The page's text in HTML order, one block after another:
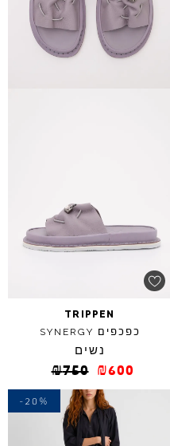
TRIPPEN
כפכפים SYNERGY
נשים
₪750 ₪600
-20%